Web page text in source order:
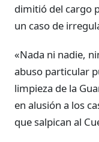
dimitió del cargo
un caso de
«Nada ni nadie,
abuso particular
limpieza de la
en alusión a los
que salpican al